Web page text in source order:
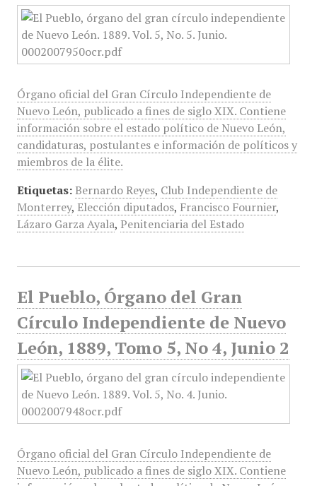
Órgano oficial del Gran Círculo Independiente de
Nuevo León, publicado a fines de siglo XIX. Contiene
información sobre el estado político de Nuevo León,
candidaturas, postulantes e información de políticos y
miembros de la élite.
Etiquetas: Bernardo Reyes, Club Independiente de
Monterrey, Elección diputados, Francisco Fournier,
Lázaro Garza Ayala, Penitenciaria del Estado
El Pueblo, Órgano del Gran
Círculo Independiente de Nuevo
León, 1889, Tomo 5, No 4, Junio 2
Órgano oficial del Gran Círculo Independiente de
Nuevo León, publicado a fines de siglo XIX. Contiene